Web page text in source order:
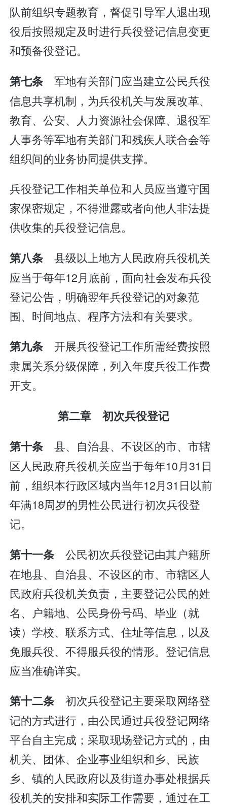
队前组织专题教育，督促引导军人退出现
役后按照规定及时进行兵役登记信息变更
和预备役登记。
第七条军地有关部门应当建立公民兵役
信息共享机制，为兵役机关与发展改革、
教育、公安、人力资源社会保障、退役军
人事务等军地有关部门和残疾人联合会等
组织间的业务协同提供支撑。
兵役登记工作相关单位和人员应当遵守国
家保密规定，不得泄露或者向他人非法提
供收集的兵役登记信息。
第八条县级以上地方人民政府兵役机关
应当于每年12月底前，面向社会发布兵役
登记公告，明确翌年兵役登记的对象范
围、时间地点、程序方法和有关要求。
第九条开展兵役登记工作所需经费按照
隶属关系分级保障，列入年度兵役工作费
开支。
第二章 初次兵役登记
第十条县、自治县、不设区的市、市辖
区人民政府兵役机关应当于每年10月31日
前，组织本行政区域内当年12月31日以前
年满18周岁的男性公民进行初次兵役登
记。
第十一条公民初次兵役登记由其户籍所
在地县、自治县、不设区的市、市辖区人
民政府兵役机关负责，主要登记公民的姓
名、户籍地、公民身份号码、毕业（就
读）学校、联系方式、住址等信息，以及
免服兵役、不得服兵役的情形。登记信息
应当准确详实。
第十二条初次兵役登记主要采取网络登
记的方式进行，由公民通过兵役登记网络
平台自主完成；采取现场登记方式的，由
机关、团体、企业事业组织和乡、民族
乡、镇的人民政府以及街道办事处根据兵
役机关的安排和实际工作需要，通过在工